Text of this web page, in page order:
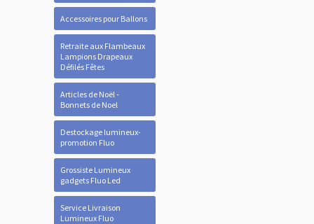
Accessoires pour Ballons
Retraite aux Flambeaux
Lampions Drapeaux
Défilés Fêtes
Articles de Noël -
Bonnets de Noel
Destockage lumineux-
promotion Fluo
Grossiste Lumineux
gadgets Fluo Led
Service Livraison
Lumineux Fluo